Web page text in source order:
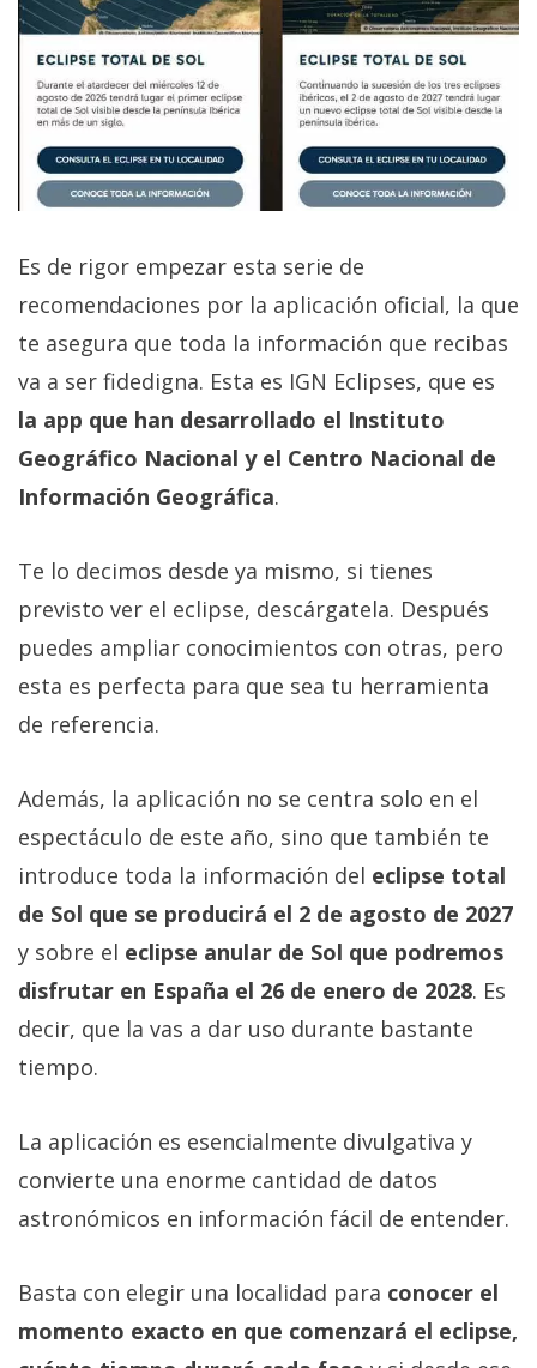
Es de rigor empezar esta serie de
recomendaciones por la aplicación oficial, la que
te asegura que toda la información que recibas
va a ser fidedigna. Esta es IGN Eclipses, que es
la app que han desarrollado el Instituto
Geográfico Nacional y el Centro Nacional de
Información Geográfica.
Te lo decimos desde ya mismo, si tienes
previsto ver el eclipse, descárgatela. Después
puedes ampliar conocimientos con otras, pero
esta es perfecta para que sea tu herramienta
de referencia.
Además, la aplicación no se centra solo en el
espectáculo de este año, sino que también te
introduce toda la información del eclipse total
de Sol que se producirá el 2 de agosto de 2027
y sobre el eclipse anular de Sol que podremos
disfrutar en España el 26 de enero de 2028. Es
decir, que la vas a dar uso durante bastante
tiempo.
La aplicación es esencialmente divulgativa y
convierte una enorme cantidad de datos
astronómicos en información fácil de entender.
Basta con elegir una localidad para conocer el
momento exacto en que comenzará el eclipse,